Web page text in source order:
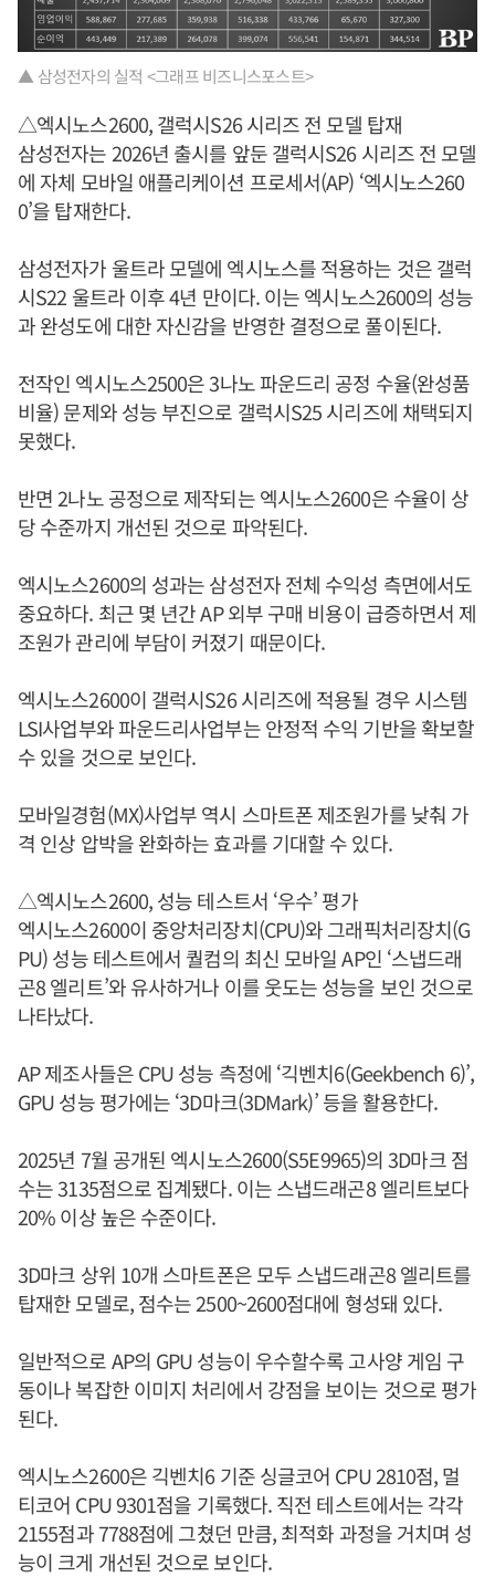
▲ 삼성전자의 실적 <그래프 비즈니스포스트>
△엑시노스2600, 갤럭시S26 시리즈 전 모델 탑재
삼성전자는 2026년 출시를 앞둔 갤럭시S26 시리즈 전 모델
에 자체 모바일 애플리케이션 프로세서(AP) ‘엑시노스260
0’을 탑재한다.
삼성전자가 울트라 모델에 엑시노스를 적용하는 것은 갤럭
시S22 울트라 이후 4년 만이다. 이는 엑시노스2600의 성능
과 완성도에 대한 자신감을 반영한 결정으로 풀이된다.
전작인 엑시노스2500은 3나노 파운드리 공정 수율(완성품
비율) 문제와 성능 부진으로 갤럭시S25 시리즈에 채택되지
못했다.
반면 2나노 공정으로 제작되는 엑시노스2600은 수율이 상
당 수준까지 개선된 것으로 파악된다.
엑시노스2600의 성과는 삼성전자 전체 수익성 측면에서도
중요하다. 최근 몇 년간 AP 외부 구매 비용이 급증하면서 제
조원가 관리에 부담이 커졌기 때문이다.
엑시노스2600이 갤럭시S26 시리즈에 적용될 경우 시스템
LSI사업부와 파운드리사업부는 안정적 수익 기반을 확보할
수 있을 것으로 보인다.
모바일경험(MX)사업부 역시 스마트폰 제조원가를 낮춰 가
격 인상 압박을 완화하는 효과를 기대할 수 있다.
△엑시노스2600, 성능 테스트서 ‘우수’ 평가
엑시노스2600이 중앙처리장치(CPU)와 그래픽처리장치(G
PU) 성능 테스트에서 퀄컴의 최신 모바일 AP인 ‘스냅드래
곤8 엘리트’와 유사하거나 이를 웃도는 성능을 보인 것으로
나타났다.
AP 제조사들은 CPU 성능 측정에 ‘긱벤치6(Geekbench 6)’,
GPU 성능 평가에는 ‘3D마크(3DMark)’ 등을 활용한다.
2025년 7월 공개된 엑시노스2600(S5E9965)의 3D마크 점
수는 3135점으로 집계됐다. 이는 스냅드래곤8 엘리트보다
20% 이상 높은 수준이다.
3D마크 상위 10개 스마트폰은 모두 스냅드래곤8 엘리트를
탑재한 모델로, 점수는 2500~2600점대에 형성돼 있다.
일반적으로 AP의 GPU 성능이 우수할수록 고사양 게임 구
동이나 복잡한 이미지 처리에서 강점을 보이는 것으로 평가
된다.
엑시노스2600은 긱벤치6 기준 싱글코어 CPU 2810점, 멀
티코어 CPU 9301점을 기록했다. 직전 테스트에서는 각각
2155점과 7788점에 그쳤던 만큼, 최적화 과정을 거치며 성
능이 크게 개선된 것으로 보인다.